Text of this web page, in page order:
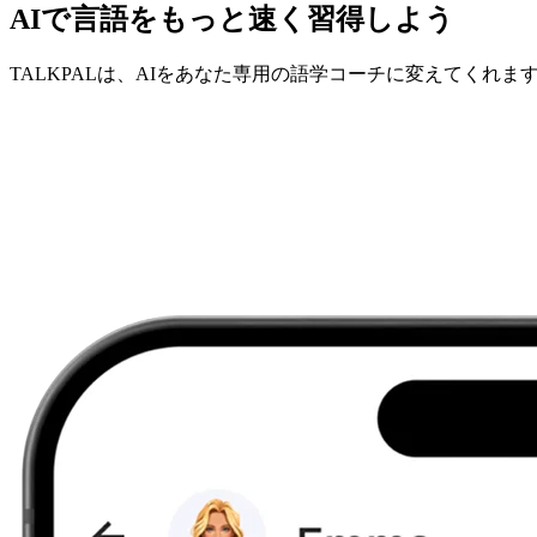
AIで言語をもっと速く習得しよう
TALKPALは、AIをあなた専用の語学コーチに変えてくれま